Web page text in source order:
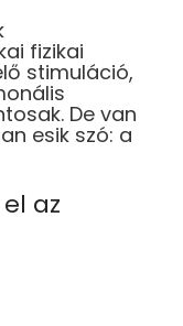
fizikai
stimuláció,
De van
esik szó: a
az